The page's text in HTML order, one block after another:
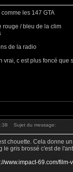
les 147 GTA
rouge / bleu de la clim
de la radio
vrai, c est plus foncé que
Sujet du message:
chouette. Cela donne
le gris brossé c'est de
www.impact-69.com/